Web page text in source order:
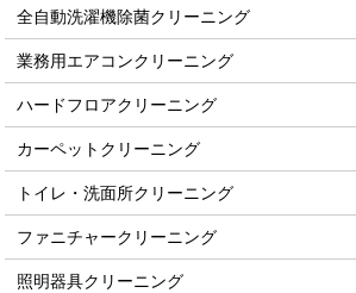
全自動洗濯機除菌クリーニング
業務用エアコンクリーニング
ハードフロアクリーニング
カーペットクリーニング
トイレ・洗面所クリーニング
ファニチャークリーニング
照明器具クリーニング